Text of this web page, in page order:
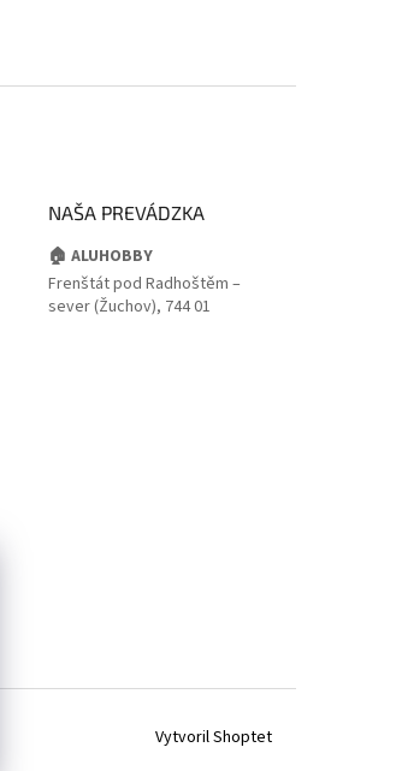
NAŠA PREVÁDZKA
🏠 ALUHOBBY
Frenštát pod Radhoštěm –
sever (Žuchov), 744 01
Vytvoril Shoptet